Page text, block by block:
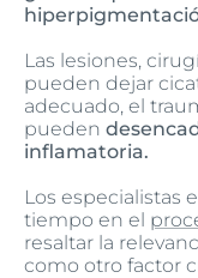
Las lesiones,
pueden dejar
adecuado, el
pueden
inflamatoria.
Los especialistas
tiempo en el
resaltar la
como otro factor